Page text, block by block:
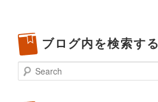
ブログ内を検索する
Search